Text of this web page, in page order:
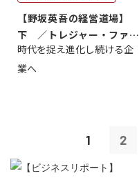
【野坂英吾の経営道場】
下 ／トレジャー・ファク
トリー社長野坂...
時代を捉え進化し続ける企
業へ
1 2